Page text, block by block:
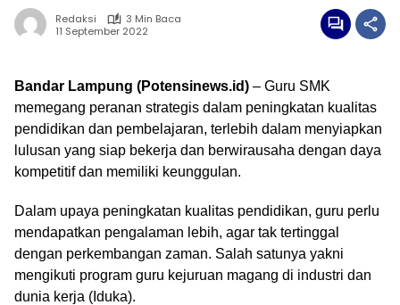
Redaksi
3 Min Baca
11 September 2022
Bandar Lampung (Potensinews.id) – Guru SMK
memegang peranan strategis dalam peningkatan kualitas
pendidikan dan pembelajaran, terlebih dalam menyiapkan
lulusan yang siap bekerja dan berwirausaha dengan daya
kompetitif dan memiliki keunggulan.
Dalam upaya peningkatan kualitas pendidikan, guru perlu
mendapatkan pengalaman lebih, agar tak tertinggal
dengan perkembangan zaman. Salah satunya yakni
mengikuti program guru kejuruan magang di industri dan
dunia kerja (Iduka).